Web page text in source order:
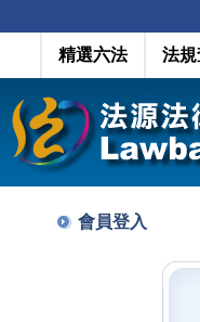
精選六法 法
會員登入